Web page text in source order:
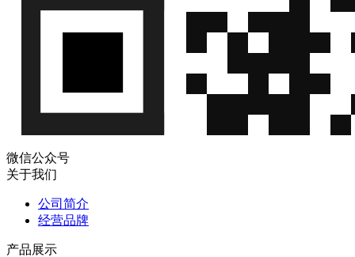
微信公众号
关于我们
公司简介
经营品牌
产品展示